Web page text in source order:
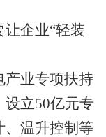
企业“轻装
业专项扶持
立50亿元专
、温升控制等